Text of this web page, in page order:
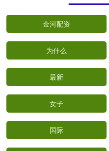
金河配资
为什么
最新
女子
国际